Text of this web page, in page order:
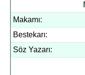
Makamı:
Bestekarı:
Söz Yazarı: